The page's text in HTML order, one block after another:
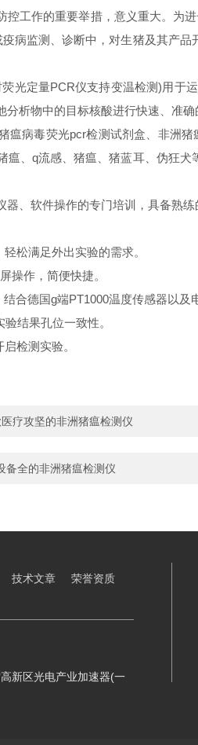
作的重要举措，意义重大。为进
病监测、诊断中，对生猪及其产
定量PCR仪支持变温检测)用于运
析物中的目标核酸进行快速、准确
病毒荧光pcr检测试剂盒、非洲猪
瘟、q流感、猪瘟、猪蓝耳、伪狂
软件操作的专门培训，具备熟练
松满足外出实验的需求。
作，简便快捷。
德国g端PT1000温度传感器以及
结果孔位一致性。
检测实验。
疗攻坚的非洲猪瘟检测仪
备全的非洲猪瘟检测仪
技术文章 荣誉资质
新区光电产业加速器(一